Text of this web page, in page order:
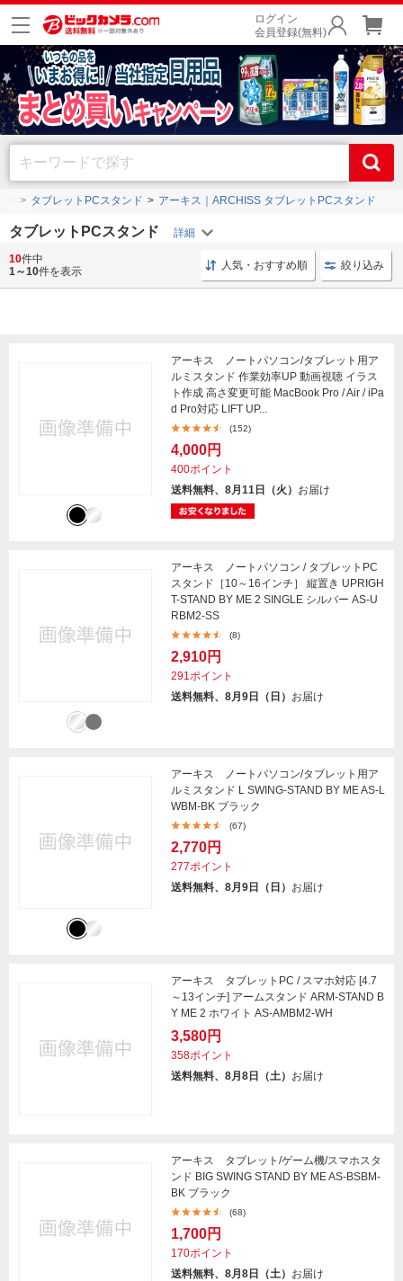
ログイン
会員登録(無料)
ー タブレットPCスタンド アーキス｜ARCHISS タブレットPCスタンド
タブレットPCスタンド
スマホスタンド スマホ タブレットPCスタンド 小型
10件中
1～10件を表示 人気・おすすめ順 絞り込み
アーキス ノートパソコン/タブレット用ア
ルミスタンド 作業効率UP 動画視聴 イラス
ト作成 高さ変更可能 MacBook Pro / Air / iPa
d Pro対応 LIFT UP...
(152)
4,000円
400ポイント
送料無料、8月11日（火） お届け
アーキス ノートパソコン / タブレットPC
スタンド［10～16インチ］ 縦置き UPRIGH
T-STAND BY ME 2 SINGLE シルバー AS-U
RBM2-SS
(8)
2,910円
291ポイント
送料無料、8月9日（日） お届け
アーキス ノートパソコン/タブレット用ア
ルミスタンド L SWING-STAND BY ME AS-L
WBM-BK ブラック
(67)
2,770円
277ポイント
送料無料、8月9日（日） お届け
アーキス タブレットPC / スマホ対応 [4.7
～13インチ] アームスタンド ARM-STAND B
Y ME 2 ホワイト AS-AMBM2-WH
3,580円
358ポイント
送料無料、8月8日（土） お届け
アーキス タブレット/ゲーム機/スマホスタ
ンド BIG SWING STAND BY ME AS-BSBM-
BK ブラック
(68)
1,700円
170ポイント
送料無料、8月8日（土） お届け